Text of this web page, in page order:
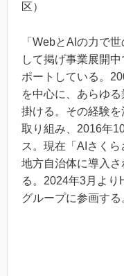
区）
「WebとAIの力で
して掲げ事業展開
ポートしている。
を中心に、あらゆ
掛ける。その経験
取り組み、2016年
ス。現在「AIさくら
地方自治体に導入
る。2024年3月よ
グループに参画する